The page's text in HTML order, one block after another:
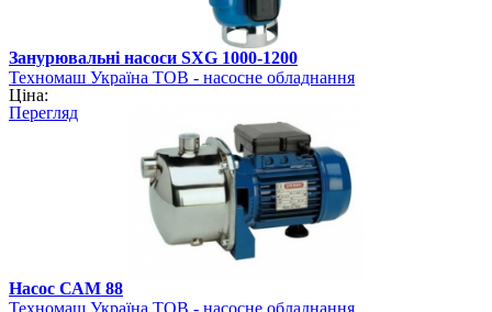
Занурювальні насоси SXG 1000-1200
Техномаш Україна ТОВ - насосне обладнання
Ціна:
Перегляд
Насос САМ 88
Техномаш Україна ТОВ - насосне обладнання